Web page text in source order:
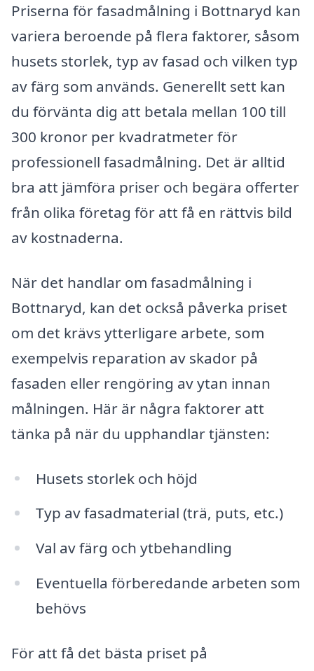
Priserna för fasadmålning i Bottnaryd kan
variera beroende på flera faktorer, såsom
husets storlek, typ av fasad och vilken typ
av färg som används. Generellt sett kan
du förvänta dig att betala mellan 100 till
300 kronor per kvadratmeter för
professionell fasadmålning. Det är alltid
bra att jämföra priser och begära offerter
från olika företag för att få en rättvis bild
av kostnaderna.
När det handlar om fasadmålning i
Bottnaryd, kan det också påverka priset
om det krävs ytterligare arbete, som
exempelvis reparation av skador på
fasaden eller rengöring av ytan innan
målningen. Här är några faktorer att
tänka på när du upphandlar tjänsten:
Husets storlek och höjd
Typ av fasadmaterial (trä, puts, etc.)
Val av färg och ytbehandling
Eventuella förberedande arbeten som
behövs
För att få det bästa priset på